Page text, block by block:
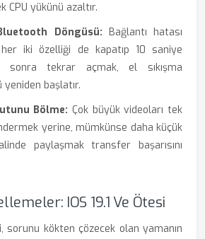
CPU yükünü azaltır.
Döngüsü: Bağlantı hatası
her iki özelliği de kapatıp 10 saniye
sonra tekrar açmak, el sıkışma
başlatır.
Bölme: Çok büyük videoları tek
yerine, mümkünse daha küçük
paylaşmak transfer başarısını
IOS 19.1 Ve Ötesi
sorunu kökten çözecek olan yamanın